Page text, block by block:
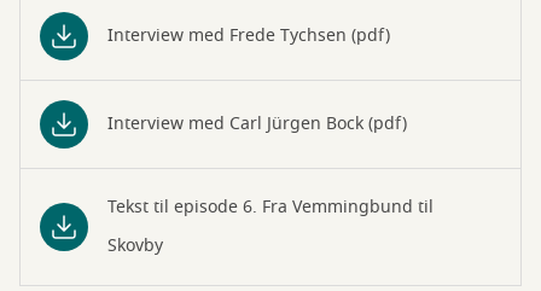
Interview med Frede Tychsen (pdf)
Interview med Carl Jürgen Bock (pdf)
Tekst til episode 6. Fra Vemmingbund til
Skovby